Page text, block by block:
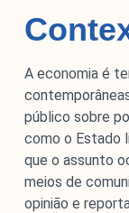
A economia é
público sobre
como o Estado
que o assunto
meios de
opinião e